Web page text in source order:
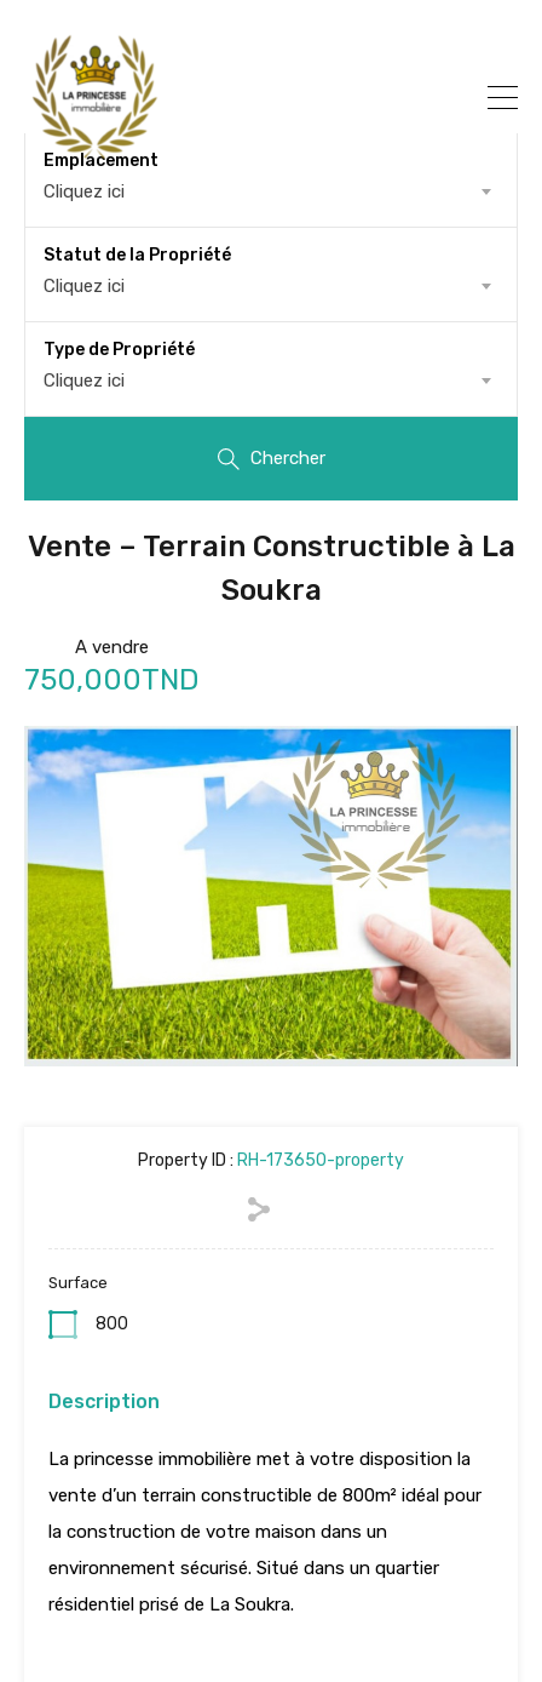
Emplacement
Cliquez ici
Statut de la Propriété
Cliquez ici
Type de Propriété
Cliquez ici
Chercher
Vente – Terrain Constructible à La
Soukra
A vendre
750,000TND
Property ID : RH-173650-property
Surface
800
Description
La princesse immobilière met à votre disposition la
vente d’un terrain constructible de 800m² idéal pour
la construction de votre maison dans un
environnement sécurisé. Situé dans un quartier
résidentiel prisé de La Soukra.